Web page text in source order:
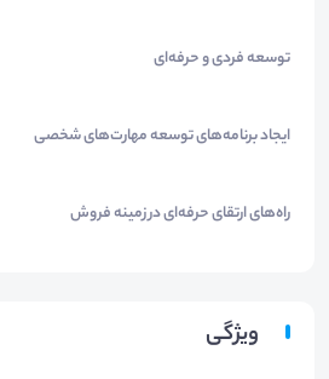
توسعه فردی و حرفه‌ای
ایجاد برنامه‌های توسعه مهارت‌های شخصی
راه‌های ارتقای حرفه‌ای در زمینه فروش​
ویژگی